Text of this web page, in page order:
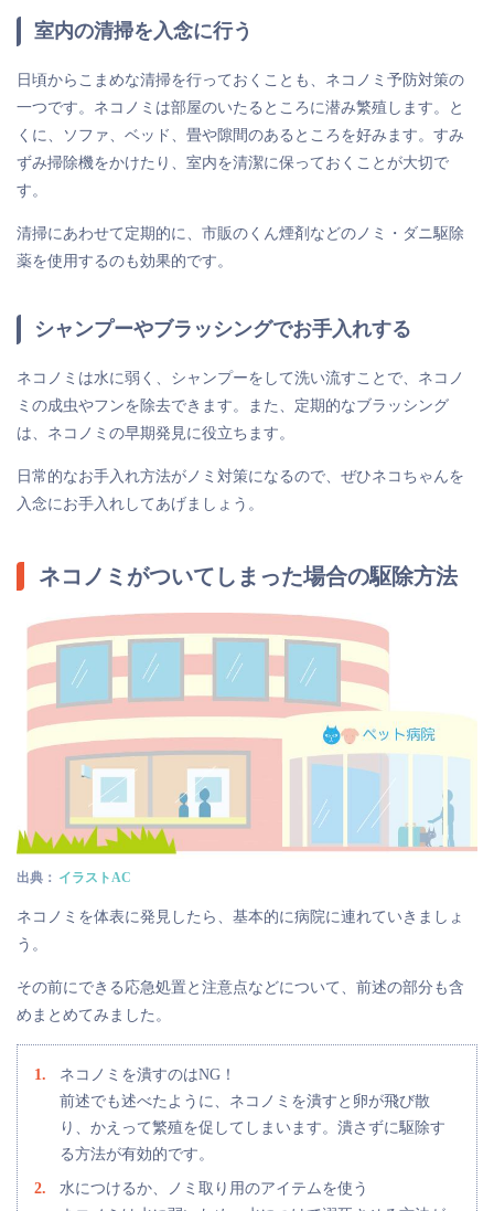
室内の清掃を入念に行う
日頃からこまめな清掃を行っておくことも、ネコノミ予防対策の
一つです。ネコノミは部屋のいたるところに潜み繁殖します。と
くに、ソファ、ベッド、畳や隙間のあるところを好みます。すみ
ずみ掃除機をかけたり、室内を清潔に保っておくことが大切で
す。
清掃にあわせて定期的に、市販のくん煙剤などのノミ・ダニ駆除
薬を使用するのも効果的です。
シャンプーやブラッシングでお手入れする
ネコノミは水に弱く、シャンプーをして洗い流すことで、ネコノ
ミの成虫やフンを除去できます。また、定期的なブラッシング
は、ネコノミの早期発見に役立ちます。
日常的なお手入れ方法がノミ対策になるので、ぜひネコちゃんを
入念にお手入れしてあげましょう。
ネコノミがついてしまった場合の駆除方法
出典： イラストAC
ネコノミを体表に発見したら、基本的に病院に連れていきましょ
う。
その前にできる応急処置と注意点などについて、前述の部分も含
めまとめてみました。
ネコノミを潰すのはNG！
前述でも述べたように、ネコノミを潰すと卵が飛び散
り、かえって繁殖を促してしまいます。潰さずに駆除す
る方法が有効的です。
水につけるか、ノミ取り用のアイテムを使う